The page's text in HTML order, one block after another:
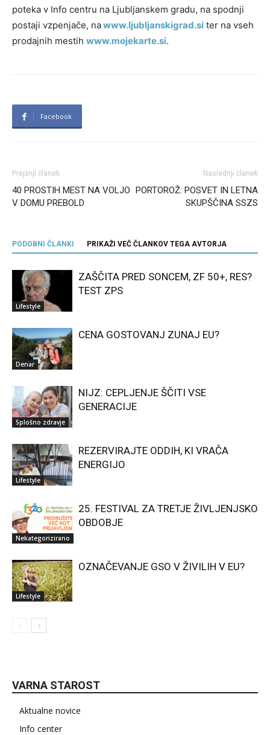
poteka v Info centru na Ljubljanskem gradu, na spodnji
postaji vzpenjače, nawww.ljubljanskigrad.si ter na vseh
prodajnih mestih www.mojekarte.si.
Facebook
Prejšnji članek
40 PROSTIH MEST NA VOLJO
V DOMU PREBOLD
Naslednji članek
PORTOROŽ: POSVET IN LETNA
SKUPŠČINA SSZS
PODOBNI ČLANKI PRIKAŽI VEČ ČLANKOV TEGA AVTORJA
Lifestyle
ZAŠČITA PRED SONCEM, ZF 50+, RES?
TEST ZPS
Denar
CENA GOSTOVANJ ZUNAJ EU?
Splošno zdravje
NIJZ: CEPLJENJE ŠČITI VSE
GENERACIJE
Lifestyle
REZERVIRAJTE ODDIH, KI VRAČA
ENERGIJO
Nekategorizirano
25. FESTIVAL ZA TRETJE ŽIVLJENJSKO
OBDOBJE
Lifestyle
OZNAČEVANJE GSO V ŽIVILIH V EU?
VARNA STAROST
Aktualne novice
Info center